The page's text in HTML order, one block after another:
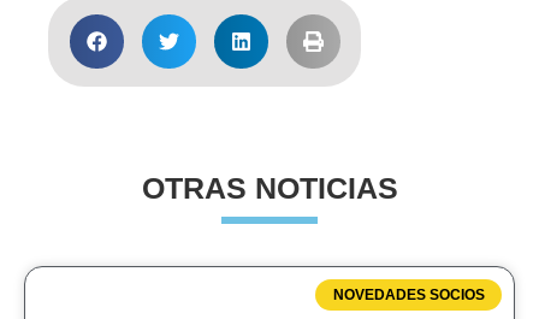
OTRAS NOTICIAS
NOVEDADES SOCIOS